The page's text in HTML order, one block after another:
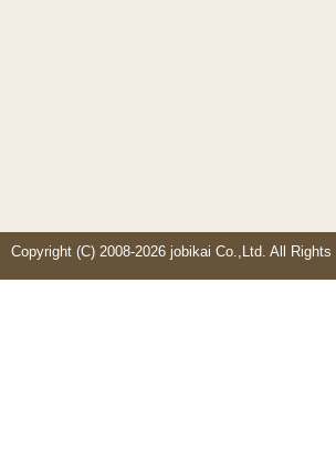
Copyright (C) 2008-2026 jobikai Co.,Ltd. All Rights